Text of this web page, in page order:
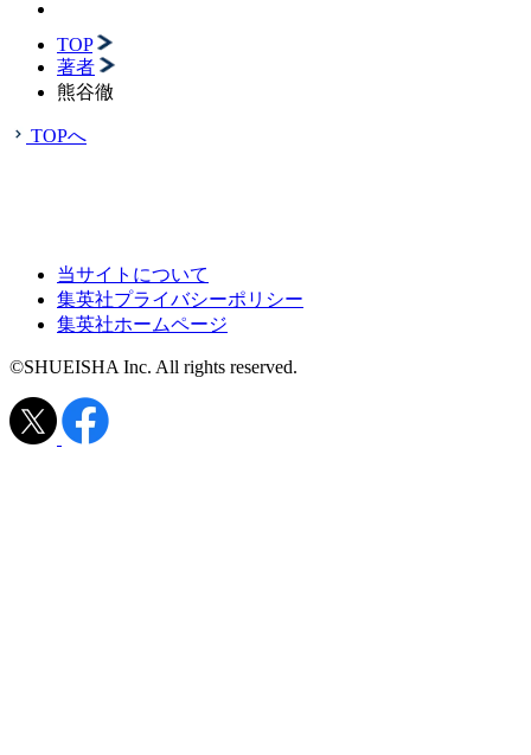
TOP
著者
熊谷徹
TOPへ
当サイトについて
集英社プライバシーポリシー
集英社ホームページ
©SHUEISHA Inc. All rights reserved.